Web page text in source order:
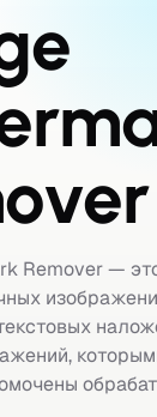
Remover —